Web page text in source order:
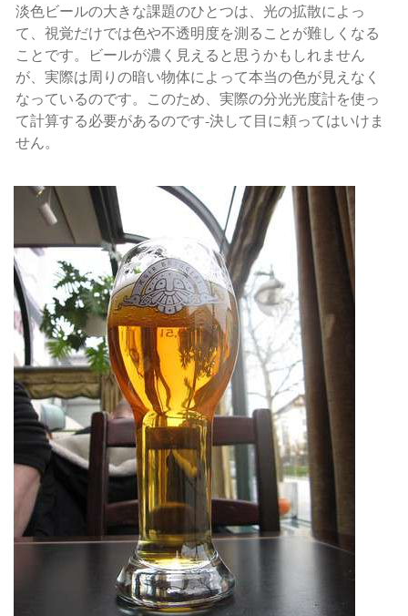
淡色ビールの大きな課題のひとつは、光の拡散によっ
て、視覚だけでは色や不透明度を測ることが難しくなる
ことです。ビールが濃く見えると思うかもしれません
が、実際は周りの暗い物体によって本当の色が見えなく
なっているのです。このため、実際の分光光度計を使っ
て計算する必要があるのです-決して目に頼ってはいけま
せん。